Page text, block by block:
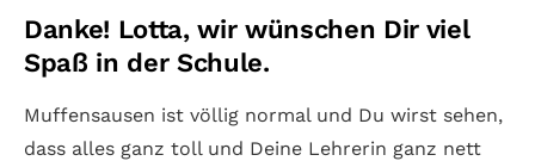
Danke! Lotta, wir wünschen Dir viel
Spaß in der Schule.
Muffensausen ist völlig normal und Du wirst sehen,
dass alles ganz toll und Deine Lehrerin ganz nett